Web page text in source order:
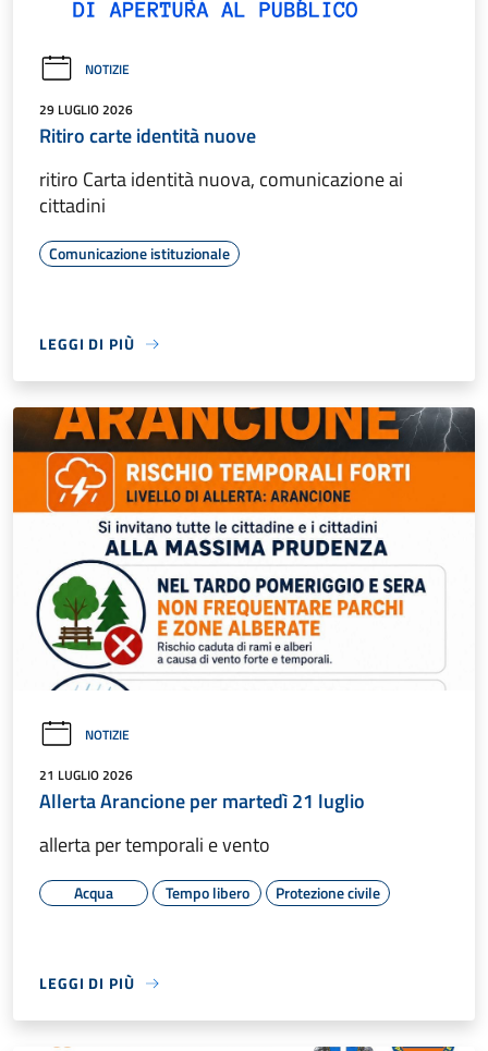
NOTIZIE
29 LUGLIO 2026
Ritiro carte identità nuove
ritiro Carta identità nuova, comunicazione ai
cittadini
Comunicazione istituzionale
LEGGI DI PIÙ
NOTIZIE
21 LUGLIO 2026
Allerta Arancione per martedì 21 luglio
allerta per temporali e vento
Acqua Tempo libero Protezione civile
LEGGI DI PIÙ